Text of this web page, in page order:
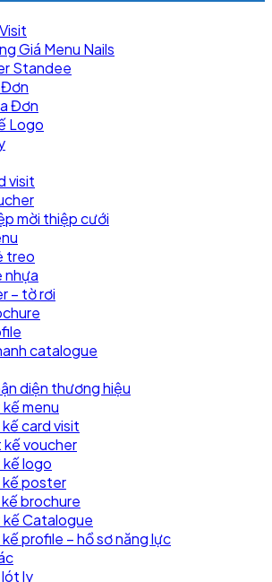
Giá Menu Nails
Standee
Đơn
Logo
visit
mời thiệp cưới
treo
nhựa
– tờ rơi
catalogue
diện thương hiệu
menu
card visit
kế voucher
logo
kế poster
brochure
Catalogue
profile – hồ sơ năng lực
ly